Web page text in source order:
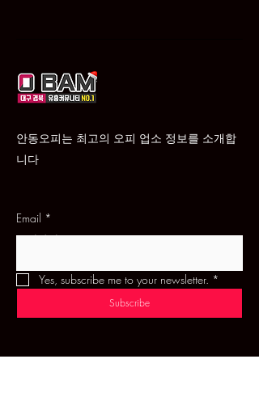
안동오피는 최고의 오피 업소 정보를 소개합
니다
문의하기
Email *
Yes, subscribe me to your newsletter. *
Subscribe